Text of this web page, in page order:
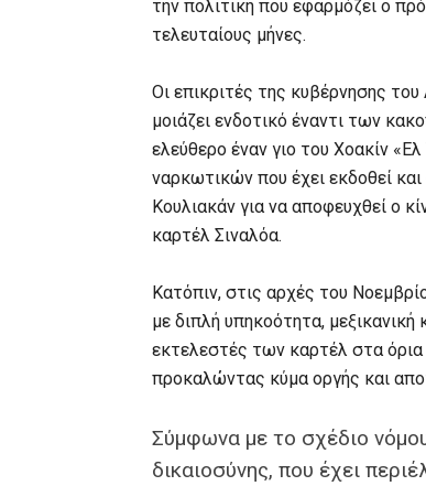
την πολιτική που εφαρμόζει ο
τελευταίους μήνες.
Οι επικριτές της κυβέρνησης
μοιάζει ενδοτικό έναντι των
ελεύθερο έναν γιο του Χοακίν
ναρκωτικών που έχει εκδοθεί
Κουλιακάν για να αποφευχθεί ο
καρτέλ Σιναλόα.
Κατόπιν, στις αρχές του
με διπλή υπηκοότητα,
εκτελεστές των καρτέλ στα όρια
προκαλώντας κύμα οργής και
Σύμφωνα με το σχέδιο
δικαιοσύνης, που έχει